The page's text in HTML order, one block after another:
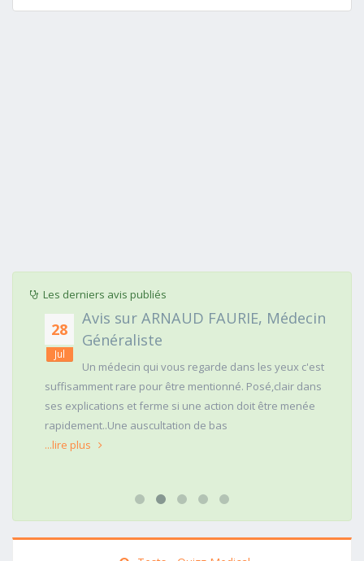
Les derniers avis publiés
28
Jul
Avis sur ARNAUD FAURIE, Médecin
Généraliste
Un médecin qui vous regarde dans les yeux c'est
suffisamment rare pour être mentionné. Posé,clair dans
ses explications et ferme si une action doit être menée
rapidement..Une auscultation de bas
...lire plus